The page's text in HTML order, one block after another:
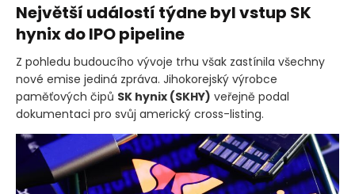
Největší událostí týdne byl vstup SK
hynix do IPO pipeline
Z pohledu budoucího vývoje trhu však zastínila všechny
nové emise jediná zpráva. Jihokorejský výrobce
paměťových čipů SK hynix (SKHY) veřejně podal
dokumentaci pro svůj americký cross-listing.